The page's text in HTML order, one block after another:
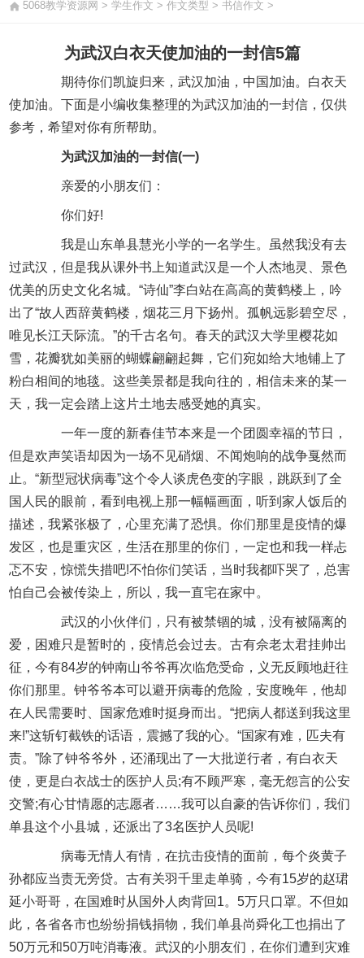
5068教学资源网 > 学生作文 > 作文类型 > 书信作文 >
为武汉白衣天使加油的一封信5篇
期待你们凯旋归来，武汉加油，中国加油。白衣天
使加油。下面是小编收集整理的为武汉加油的一封信，仅供
参考，希望对你有所帮助。
为武汉加油的一封信(一)
亲爱的小朋友们：
你们好!
我是山东单县慧光小学的一名学生。虽然我没有去
过武汉，但是我从课外书上知道武汉是一个人杰地灵、景色
优美的历史文化名城。“诗仙”李白站在高高的黄鹤楼上，吟
出了“故人西辞黄鹤楼，烟花三月下扬州。孤帆远影碧空尽，
唯见长江天际流。”的千古名句。春天的武汉大学里樱花如
雪，花瓣犹如美丽的蝴蝶翩翩起舞，它们宛如给大地铺上了
粉白相间的地毯。这些美景都是我向往的，相信未来的某一
天，我一定会踏上这片土地去感受她的真实。
一年一度的新春佳节本来是一个团圆幸福的节日，
但是欢声笑语却因为一场不见硝烟、不闻炮响的战争戛然而
止。“新型冠状病毒”这个令人谈虎色变的字眼，跳跃到了全
国人民的眼前，看到电视上那一幅幅画面，听到家人饭后的
描述，我紧张极了，心里充满了恐惧。你们那里是疫情的爆
发区，也是重灾区，生活在那里的你们，一定也和我一样忐
忑不安，惊慌失措吧!不怕你们笑话，当时我都吓哭了，总害
怕自己会被传染上，所以，我一直宅在家中。
武汉的小伙伴们，只有被禁锢的城，没有被隔离的
爱，困难只是暂时的，疫情总会过去。古有佘老太君挂帅出
征，今有84岁的钟南山爷爷再次临危受命，义无反顾地赶往
你们那里。钟爷爷本可以避开病毒的危险，安度晚年，他却
在人民需要时、国家危难时挺身而出。“把病人都送到我这里
来!”这斩钉截铁的话语，震撼了我的心。“国家有难，匹夫有
责。”除了钟爷爷外，还涌现出了一大批逆行者，有白衣天
使，更是白衣战士的医护人员;有不顾严寒，毫无怨言的公安
交警;有心甘情愿的志愿者……我可以自豪的告诉你们，我们
单县这个小县城，还派出了3名医护人员呢!
病毒无情人有情，在抗击疫情的面前，每个炎黄子
孙都应当责无旁贷。古有关羽千里走单骑，今有15岁的赵珺
延小哥哥，在国难时从国外人肉背回1。5万只口罩。不但如
此，各省各市也纷纷捐钱捐物，我们单县尚舜化工也捐出了
50万元和50万吨消毒液。武汉的小朋友们，在你们遭到灾难